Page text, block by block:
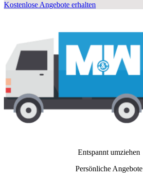
Kostenlose Angebote erhalten
Entspannt umziehen
Persönliche Angebote